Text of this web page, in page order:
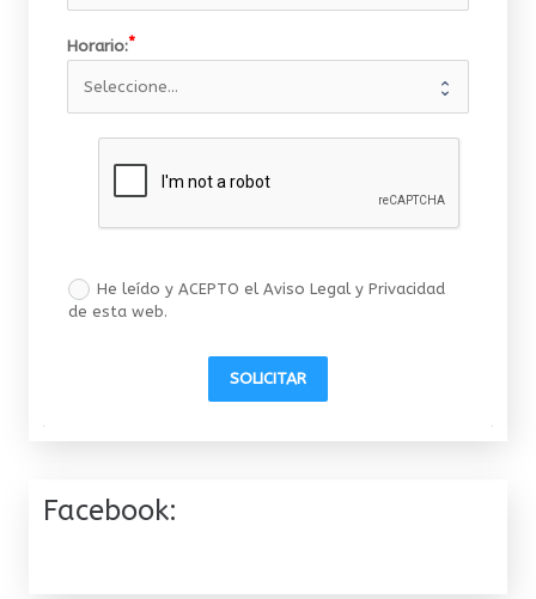
Horario:
He leído y ACEPTO el Aviso Legal y Privacidad
de esta web.
SOLICITAR
Facebook: